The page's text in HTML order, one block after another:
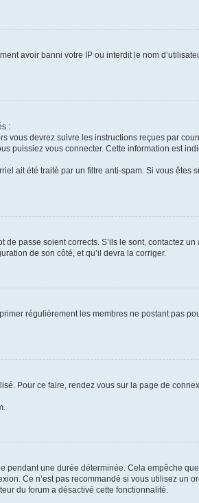
avoir banni votre IP ou interdit le nom
:
vous devrez suivre les instructions reçues par
vous connecter. Cette information est
ait été traité par un filtre anti-spam. Si vous êtes
passe soient corrects. S’ils le sont, contactez
de son côté, et qu’il devra la corriger.
régulièrement les membres ne postant pas
Pour ce faire, rendez vous sur la page de
une durée déterminée. Cela empêche
Ce n’est pas recommandé si vous utilisez un
du forum a désactivé cette fonctionnalité.